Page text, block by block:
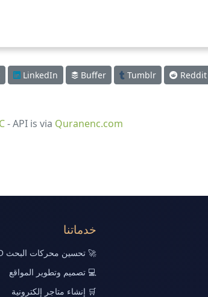
LinkedIn Buffer Tumblr Reddit
- API is via Quranenc.com
خدماتنا
🚀 تحسين محركات البحث SEO
💻 تصميم وتطوير المواقع
🛒 إنشاء متاجر إلكترونية